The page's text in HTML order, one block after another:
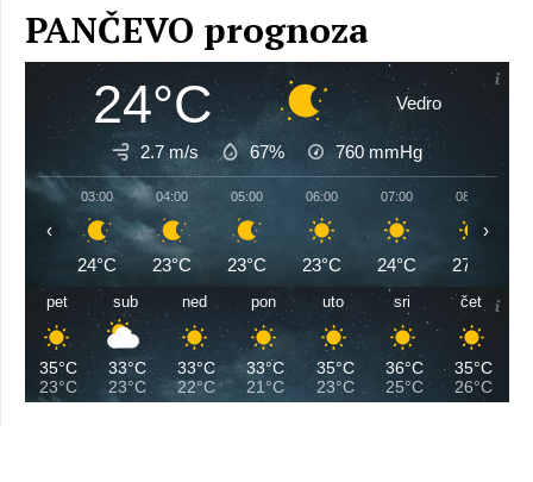
PANČEVO prognoza
24°C Vedro
2.7 m/s 67% 760 mmHg
03:00
24°C
04:00
23°C
05:00
23°C
06:00
23°C
07:00
24°C
08:00
27°C
‹ ›
pet
35°C
23°C
sub
33°C
23°C
ned
33°C
22°C
pon
33°C
21°C
uto
35°C
23°C
sri
36°C
25°C
čet
35°C
26°C